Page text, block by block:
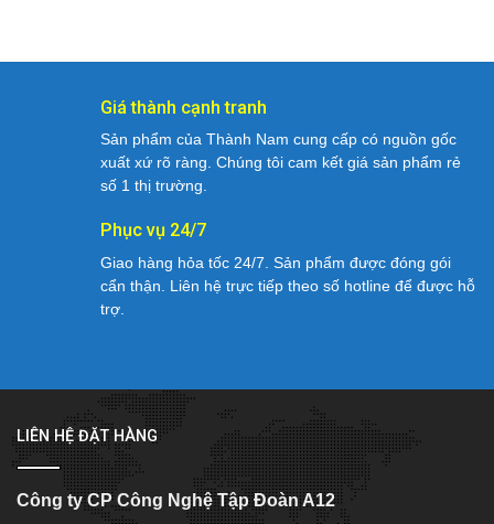
Giá thành cạnh tranh
Sản phẩm của Thành Nam cung cấp có nguồn gốc
xuất xứ rõ ràng. Chúng tôi cam kết giá sản phẩm rẻ
số 1 thị trường.
Phục vụ 24/7
Giao hàng hỏa tốc 24/7. Sản phẩm được đóng gói
cẩn thận. Liên hệ trực tiếp theo số hotline để được hỗ
trợ.
LIÊN HỆ ĐẶT HÀNG
Công ty CP Công Nghệ Tập Đoàn A12